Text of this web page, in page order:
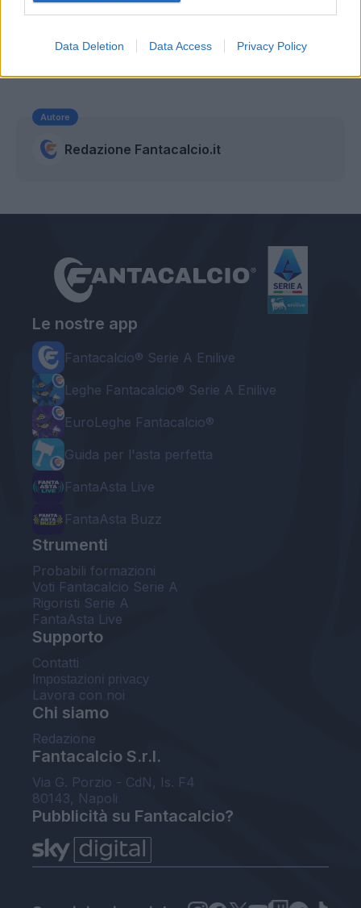
Data Deletion Data Access Privacy Policy
Autore
Redazione Fantacalcio.it
Le nostre app
Fantacalcio® Serie A Enilive
Leghe Fantacalcio® Serie A Enilive
EuroLeghe Fantacalcio®
Guida per l'asta perfetta
FantaAsta Live
FantaAsta Buzz
Strumenti
Probabili formazioni
Voti Fantacalcio Serie A
Rigoristi Serie A
FantaAsta Live
Supporto
Contatti
Impostazioni privacy
Lavora con noi
Chi siamo
Redazione
Fantacalcio S.r.l.
Via G. Porzio - CdN, Is. F4
80143, Napoli
Pubblicità su Fantacalcio?